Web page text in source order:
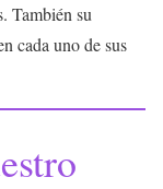
También su
cada uno de sus